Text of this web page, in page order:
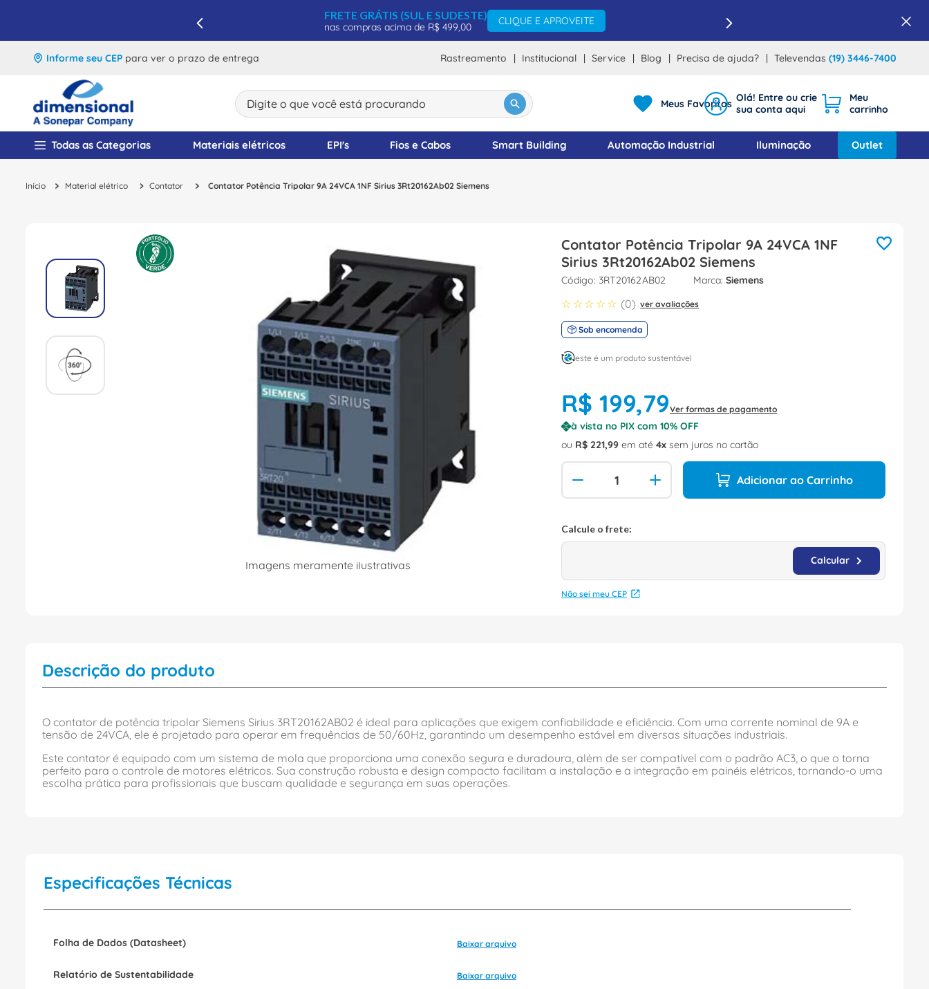
FRETE GRÁTIS (SUL E SUDESTE)
nas compras acima de R$ 499,00
CLIQUE E APROVEITE
Informe seu CEP para ver o prazo de entrega Rastreamento Institucional Service Blog Precisa de ajuda? Televendas (19) 3446-7400
Digite o que você está procurando
Meus Favoritos
Todas as Categorias Materiais elétricos EPI's Fios e Cabos Smart Building Automação Industrial Iluminação Outlet
Material elétrico Contator Contator Potência Tripolar 9A 24VCA 1NF Sirius 3Rt20162Ab02 Siemens
Imagens meramente ilustrativas
Contator Potência Tripolar 9A 24VCA 1NF
Sirius 3Rt20162Ab02 Siemens
: 3RT20162AB02 Siemens
☆ ☆ ☆ ☆ ☆ (0) ver avaliações
Sob encomenda
este é um produto sustentável
R$ 199,79Ver formas de pagamento
à vista no PIX com10% OFF
ou R$ 221,99 em até4 sem juros no cartão
Adicionar ao Carrinho
Não sei meu CEP
Descrição do produto
O contator de potência tripolar Siemens Sirius 3RT20162AB02 é ideal para aplicações que exigem confiabilidade e eficiência. Com uma corrente nominal de 9A e
tensão de 24VCA, ele é projetado para operar em frequências de 50/60Hz, garantindo um desempenho estável em diversas situações industriais.
Este contator é equipado com um sistema de mola que proporciona uma conexão segura e duradoura, além de ser compatível com o padrão AC3, o que o torna
perfeito para o controle de motores elétricos. Sua construção robusta e design compacto facilitam a instalação e a integração em painéis elétricos, tornando-o uma
escolha prática para profissionais que buscam qualidade e segurança em suas operações.
Especificações Técnicas
Folha de Dados (Datasheet) Baixar arquivo
Relatório de Sustentabilidade Baixar arquivo
1º disjuntor
2º cabo flexivel
caixa passagem
orion schneider
disjuntor motor